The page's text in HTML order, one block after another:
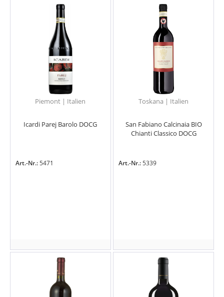
Piemont | Italien
Icardi Parej Barolo DOCG
Art.-Nr.:5471
Toskana | Italien
San Fabiano Calcinaia BIO
Chianti Classico DOCG
Art.-Nr.:5339